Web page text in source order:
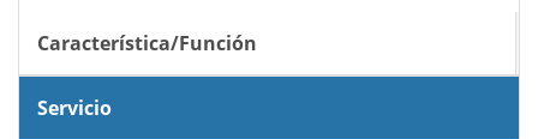
Característica/Función
Servicio